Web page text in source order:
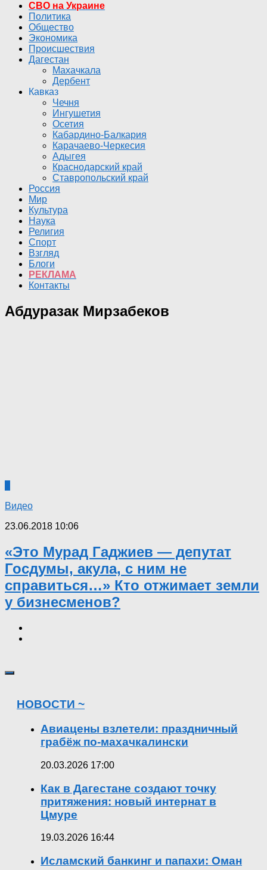
СВО на Украине
Политика
Общество
Экономика
Происшествия
Дагестан
Махачкала
Дербент
Кавказ
Чечня
Ингушетия
Осетия
Кабардино-Балкария
Карачаево-Черкесия
Адыгея
Краснодарский край
Ставропольский край
Россия
Мир
Культура
Наука
Религия
Спорт
Взгляд
Блоги
РЕКЛАМА
Контакты
Абдуразак Мирзабеков
Видео
23.06.2018 10:06
«Это Мурад Гаджиев — депутат
Госдумы, акула, с ним не
справиться…» Кто отжимает земли
у бизнесменов?
НОВОСТИ ~
Авиацены взлетели: праздничный
грабёж по-махачкалински
20.03.2026 17:00
Как в Дагестане создают точку
притяжения: новый интернат в
Цмуре
19.03.2026 16:44
Исламский банкинг и папахи: Оман